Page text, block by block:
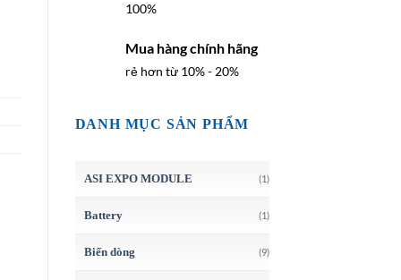
100%
Mua hàng chính hãng
rẻ hơn từ 10% - 20%
DANH MỤC SẢN PHẨM
ASI EXPO MODULE (1)
Battery (1)
Biến dòng (9)